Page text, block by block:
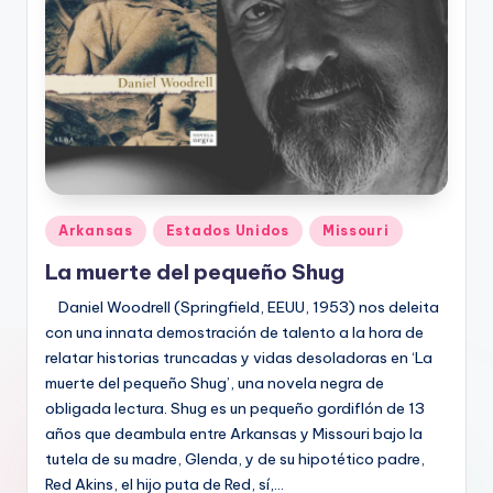
Publicado
en
Arkansas Estados Unidos Missouri
La muerte del pequeño Shug
Daniel Woodrell (Springfield, EEUU, 1953) nos deleita
con una innata demostración de talento a la hora de
relatar historias truncadas y vidas desoladoras en ‘La
muerte del pequeño Shug’, una novela negra de
obligada lectura. Shug es un pequeño gordiflón de 13
años que deambula entre Arkansas y Missouri bajo la
tutela de su madre, Glenda, y de su hipotético padre,
Red Akins, el hijo puta de Red, sí,…